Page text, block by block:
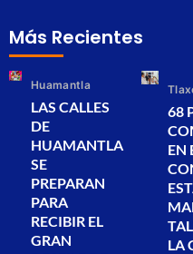
Más Recientes
Huamantla
LAS CALLES
DE
HUAMANTLA
SE
PREPARAN
PARA
RECIBIR EL
GRAN
68
EN
LA